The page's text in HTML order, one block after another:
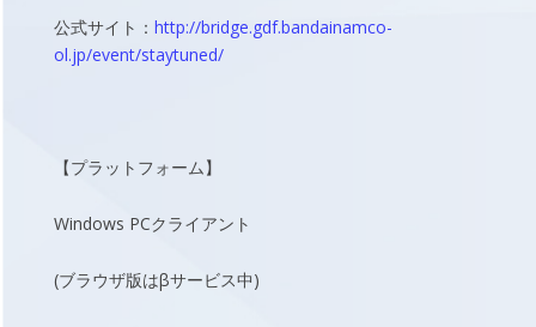
公式サイト： http://bridge.gdf.bandainamco-
ol.jp/event/staytuned/
【プラットフォーム】
Windows PCクライアント
(ブラウザ版はβサービス中)